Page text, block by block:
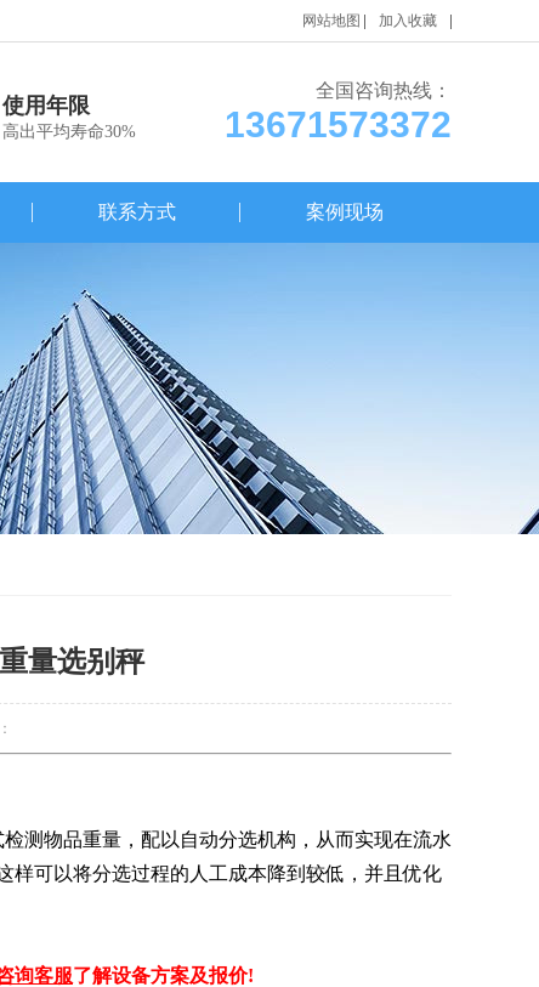
网站地图 加入收藏
使用年限
高出平均寿命30%
全国咨询热线：
13671573372
联系方式 案例现场
量选别秤
测物品重量，配以自动分选机构，从而实现在流水
样可以将分选过程的人工成本降到较低，并且优化
询客服了解设备方案及报价!